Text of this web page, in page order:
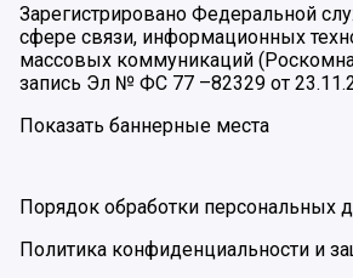
Зарегистрировано Федеральной
сфере связи, информационных
массовых коммуникаций
запись Эл № ФС 77 –82329 от
Показать баннерные места
Порядок обработки персональных
Политика конфиденциальности и